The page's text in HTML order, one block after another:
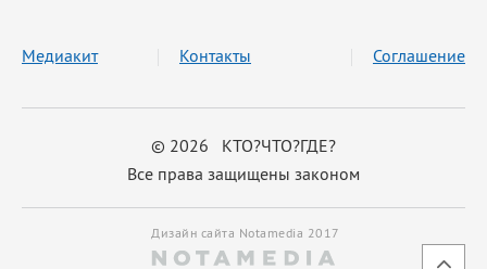
© 2026 КТО?ЧТО?ГДЕ?
Все права защищены законом
Медиакит Контакты Соглашение
Дизайн сайта Notamedia 2017